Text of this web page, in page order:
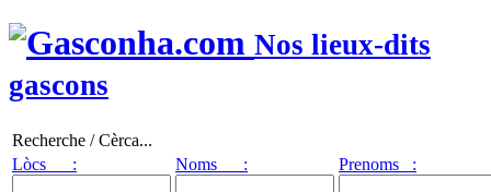
Nos lieux-dits
gascons
Recherche / Cèrca...
Lòcs :
Noms : Prenoms :